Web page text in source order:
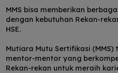
MMS bisa memberikan
dengan kebutuhan Rekan-
HSE.
Mutiara Mutu Sertifikasi
mentor-mentor yang
Rekan-rekan untuk meraih